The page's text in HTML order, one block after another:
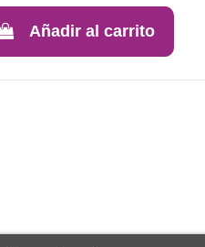
Añadir al carrito